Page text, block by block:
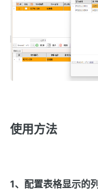
使用方法
1、配置表格显示的列